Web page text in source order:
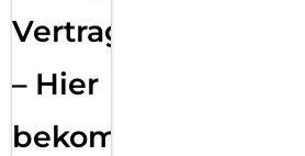
Vertragsabwicklung
– Hier
bekommst